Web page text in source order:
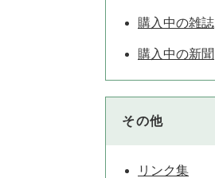
購入中の雑誌
購入中の新聞
その他
リンク集